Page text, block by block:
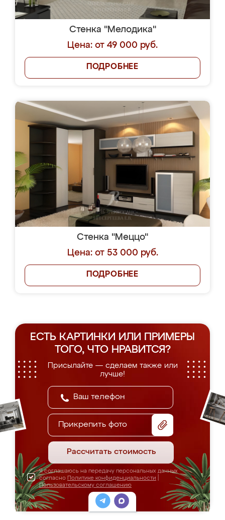
Стенка "Мелодика"
Цена: от 49 000 руб.
ПОДРОБНЕЕ
Стенка "Меццо"
Цена: от 53 000 руб.
ПОДРОБНЕЕ
ЕСТЬ КАРТИНКИ ИЛИ ПРИМЕРЫ
ТОГО, ЧТО НРАВИТСЯ?
Присылайте — сделаем также или
лучше!
Прикрепить фото
Рассчитать стоимость
Я соглашаюсь на передачу персональных данных
согласно Политике конфиденциальности
Пользовательскому соглашению